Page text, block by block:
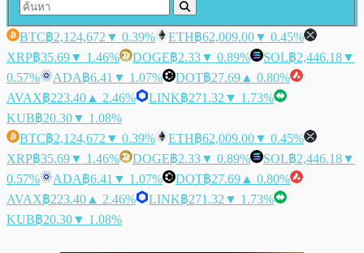
BTC฿2,124,672 ▼ 0.39% ETH฿62,009.00▼ 0.45%
XRP฿35.69▼ 1.46% DOGE฿2.33▼ 0.89% SOL฿2,446.18▼
0.57%
ADA฿6.41 ▼ 1.07% DOT฿27.69 ▲ 0.80%
AVAX฿223.40 ▲ 2.46% LINK฿271.32 ▼ 1.73%
KUB฿20.30▼ 1.08%
BTC฿2,124,672 ▼ 0.39% ETH฿62,009.00▼ 0.45%
XRP฿35.69▼ 1.46% DOGE฿2.33▼ 0.89% SOL฿2,446.18▼
0.57%
ADA฿6.41 ▼ 1.07% DOT฿27.69 ▲ 0.80%
AVAX฿223.40 ▲ 2.46% LINK฿271.32 ▼ 1.73%
KUB฿20.30▼ 1.08%